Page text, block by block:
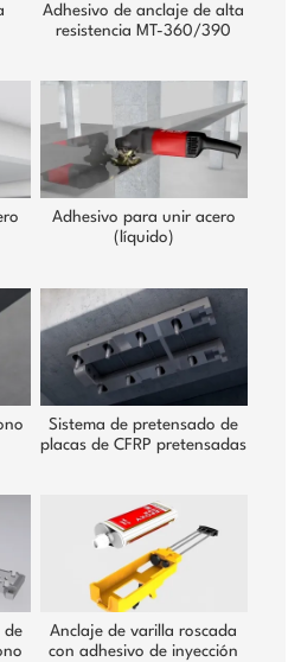
Adhesivo de anclaje de alta
resistencia MT-360/390
Adhesivo para unir acero
(líquido)
Sistema de pretensado de
placas de CFRP pretensadas
de
Anclaje de varilla roscada
con adhesivo de inyección